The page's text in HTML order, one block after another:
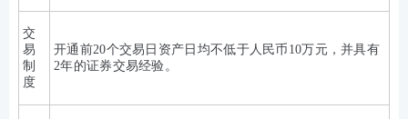
交
易
制
度
开通前20个交易日资产日均不低于人民币10万元，并具有
2年的证券交易经验。